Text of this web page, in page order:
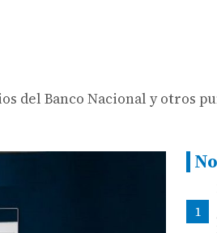
del Banco Nacional y otros
1